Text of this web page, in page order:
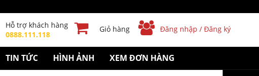
Hỗ trợ khách hàng
0888.111.118
Giỏ hàng Đăng nhập / Đăng ký
TIN TỨC HÌNH ẢNH XEM ĐƠN HÀNG